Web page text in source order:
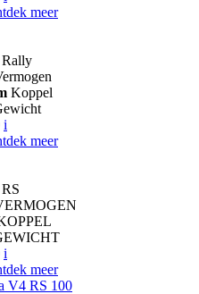
meer
Koppel
i
meer
i
meer
V4 RS 100